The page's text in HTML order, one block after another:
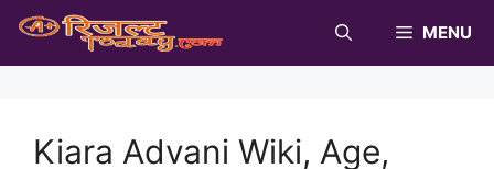
Skip
content
MENU
Kiara Advani Wiki, Age,